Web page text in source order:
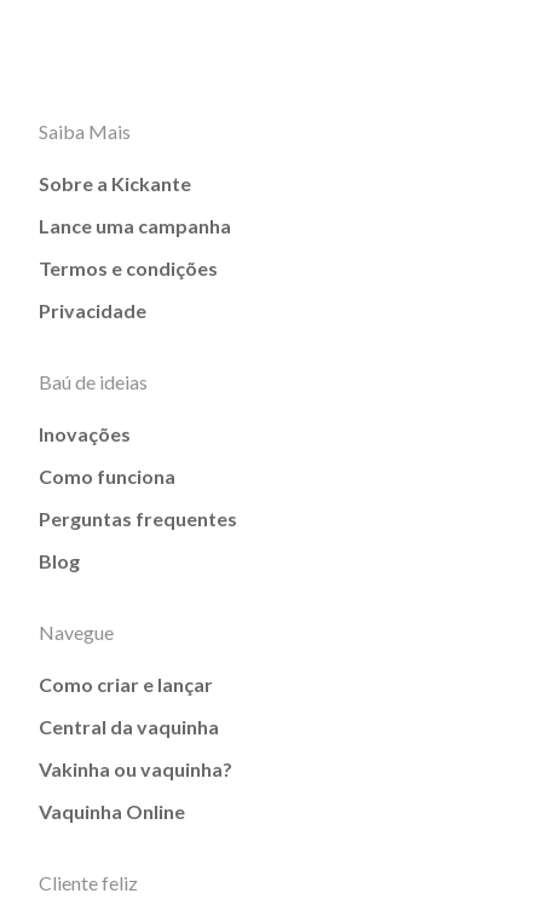
Saiba Mais
Sobre a Kickante
Lance uma campanha
Termos e condições
Privacidade
Baú de ideias
Inovações
Como funciona
Perguntas frequentes
Blog
Navegue
Como criar e lançar
Central da vaquinha
Vakinha ou vaquinha?
Vaquinha Online
Cliente feliz